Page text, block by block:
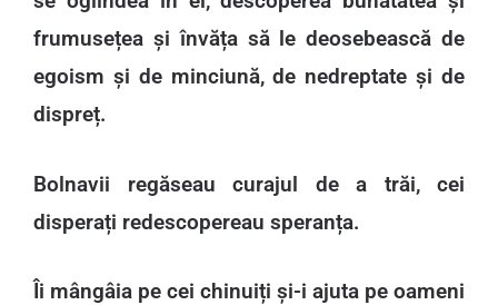
frumusețea și învăța să le deosebească de
egoism și de minciună, de nedreptate și de
dispreț.
Bolnavii regăseau curajul de a trăi, cei
disperați redescopereau speranța.
Îi mângâia pe cei chinuiți și-i ajuta pe oameni